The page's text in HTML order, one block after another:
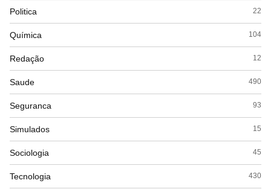
Politica 22
Química 104
Redação 12
Saude 490
Seguranca 93
Simulados 15
Sociologia 45
Tecnologia 430